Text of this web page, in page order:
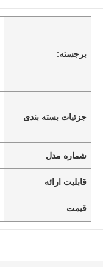
برجسته:
جزئیات بسته بندی
شماره مدل
قابلیت ارائه
قیمت